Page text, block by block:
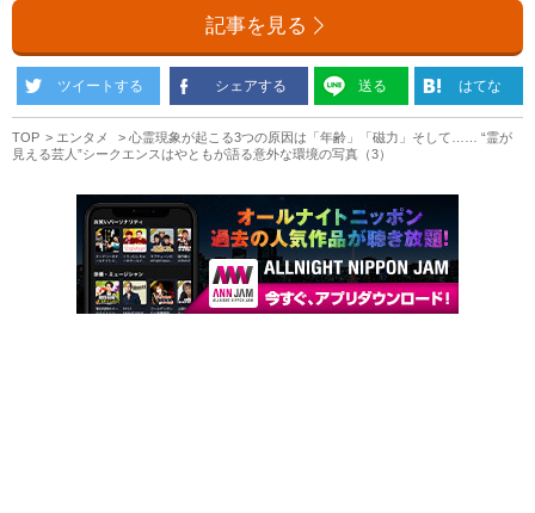
記事を見る
ツイートする シェアする 送る はてな
TOP エンタメ
心霊現象が起こる3つの原因は「年齢」「磁力」そして…… “霊が
見える芸人”シークエンスはやともが語る意外な環境の写真（3）